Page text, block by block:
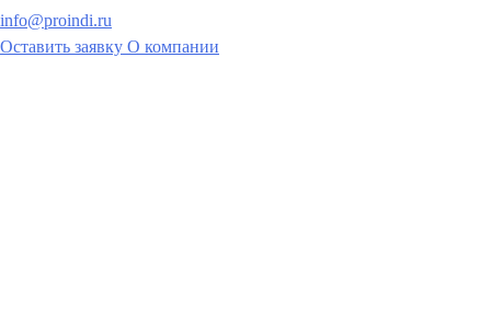
info@proindi.ru
Оставить заявку О компании